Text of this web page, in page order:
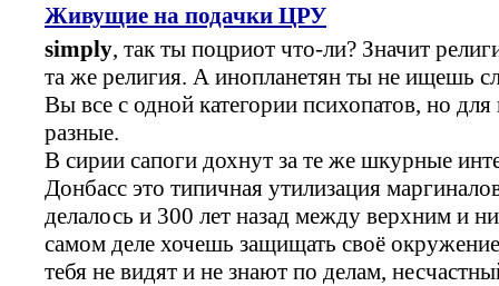
Живущие на подачки ЦРУ
simply, так ты поцриот что-ли? Значит
та же религия. А инопланетян ты не ищешь
Вы все с одной категории психопатов, но
разные.
В сирии сапоги дохнут за те же шкурные
Донбасс это типичная утилизация
делалось и 300 лет назад между верхним и
самом деле хочешь защищать своё
тебя не видят и не знают по делам,